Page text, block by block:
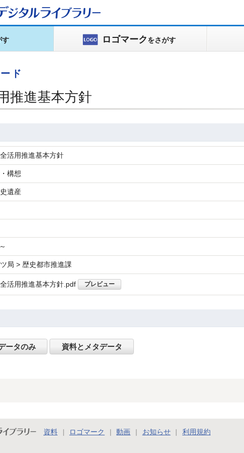
ジタルライブラリー
す ロゴマーク をさがす
ド
推進基本方針
活用推進基本方針
構想
遺産
局 > 歴史都市推進課
活用推進基本方針.pdf プレビュー
ータのみ 資料とメタデータ
ブラリー 資料 ロゴマーク 動画 お知らせ 利用規約